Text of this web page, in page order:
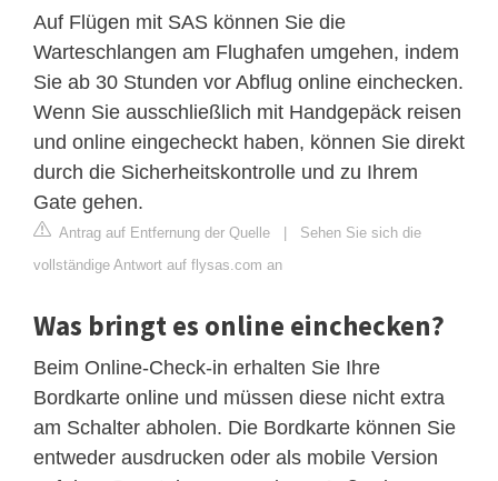
Auf Flügen mit SAS können Sie die
Warteschlangen am Flughafen umgehen, indem
Sie ab 30 Stunden vor Abflug online einchecken.
Wenn Sie ausschließlich mit Handgepäck reisen
und online eingecheckt haben, können Sie direkt
durch die Sicherheitskontrolle und zu Ihrem
Gate gehen.
Antrag auf Entfernung der Quelle
Sehen Sie sich die
vollständige Antwort auf flysas.com an
Was bringt es online einchecken?
Beim Online-Check-in erhalten Sie Ihre
Bordkarte online und müssen diese nicht extra
am Schalter abholen. Die Bordkarte können Sie
entweder ausdrucken oder als mobile Version